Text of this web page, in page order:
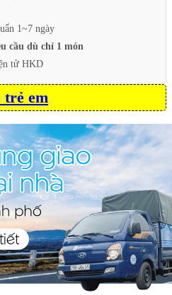
1~7 ngày
cầu dù chỉ 1 món
tử HKD
trẻ em